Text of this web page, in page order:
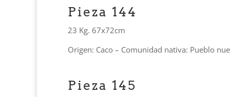
Pieza 144
23 Kg. 67x72cm
Origen: Caco – Comunidad nativa: Pueblo
Pieza 145